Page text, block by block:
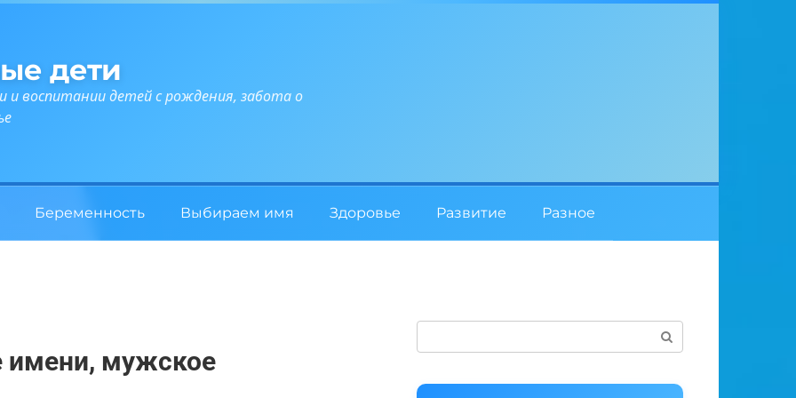
дети
и воспитании детей с рождения, забота о
Беременность Выбираем имя Здоровье Развитие Разное
имени, мужское